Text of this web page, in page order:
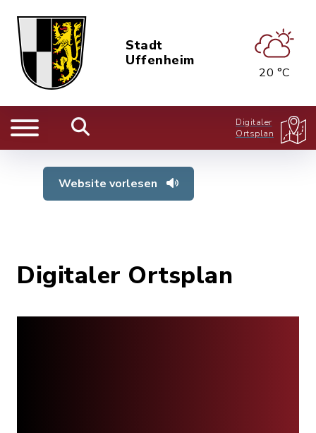
Stadt
Uffenheim
20 °C
Digitaler
Ortsplan
Website vorlesen
Digitaler Ortsplan